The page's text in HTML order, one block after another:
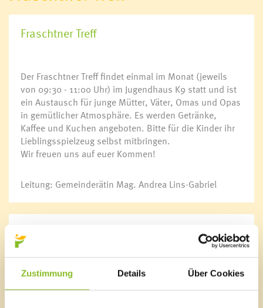
Zustimmung Details Über Cookies
Deutschkurs für Frauen
Vorsorgemappe
Krankenpflege
Mobiler Hilfsdienst
Sozialzentrum Frastanz
Essen auf Rädern für Senioren
Wohnen für Jung & Alt
Ärzte & Apotheke
Notdienste
Jugendhaus K9
Liste von Institutionen
Fraschtner Treff
Der Fraschtner Treff findet einmal im Monat (jeweils
von 09:30 - 11:00 Uhr) im Jugendhaus K9 statt und ist
ein Austausch für junge Mütter, Väter, Omas und Opas
in gemütlicher Atmosphäre. Es werden Getränke,
Kaffee und Kuchen angeboten. Bitte für die Kinder ihr
Lieblingsspielzeug selbst mitbringen.
Wir freuen uns auf euer Kommen!
Leitung: Gemeinderätin Mag. Andrea Lins-Gabriel
Termine
Jugendhaus K9
Donnerstag, 22. Feb. 2024
Donnerstag, 07. März 2024